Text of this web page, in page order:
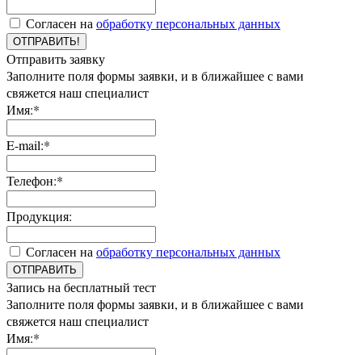
Согласен на обработку персональных данных
ОТПРАВИТЬ!
Отправить заявку
Заполните поля формы заявки, и в ближайшее с вами
свяжется наш специалист
Имя:*
E-mail:*
Телефон:*
Продукция:
Согласен на обработку персональных данных
ОТПРАВИТЬ
Запись на бесплатный тест
Заполните поля формы заявки, и в ближайшее с вами
свяжется наш специалист
Имя:*